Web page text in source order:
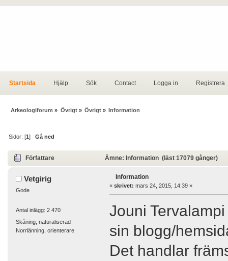
Startsida Hjälp Sök Contact Logga in Registrera
Arkeologiforum » Övrigt» Övrigt» Information
Sidor: [1]Gå ned
Författare Ämne: Information (läst 17079 gånger)
Vetgirig
Gode
Antal inlägg: 2 470
Skåning, naturaliserad
Norrlänning, orienterare
Information
« skrivet: mars 24, 2015, 14:39 »
Jouni
sin blogg/
Det handlar